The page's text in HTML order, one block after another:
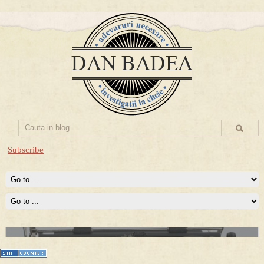
Subscribe
Prima mea carte publicata (Nemira)
Averea Presedintelui: prima lucrare despre controversatele
conturi secrete ale Securitatii.